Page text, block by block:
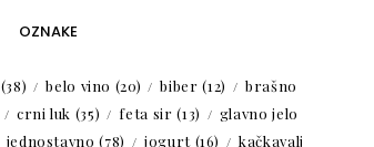
OZNAKE
(38) belo vino (20) biber (12)
brašno
crni luk (35) feta sir (13)
glavno jelo
jednostavno (78) jogurt(16) kačkavalj